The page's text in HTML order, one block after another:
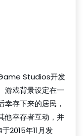
Studios开发
游戏背景设定在一
存下来的居民，
他幸存者互动，并
2015年11月发